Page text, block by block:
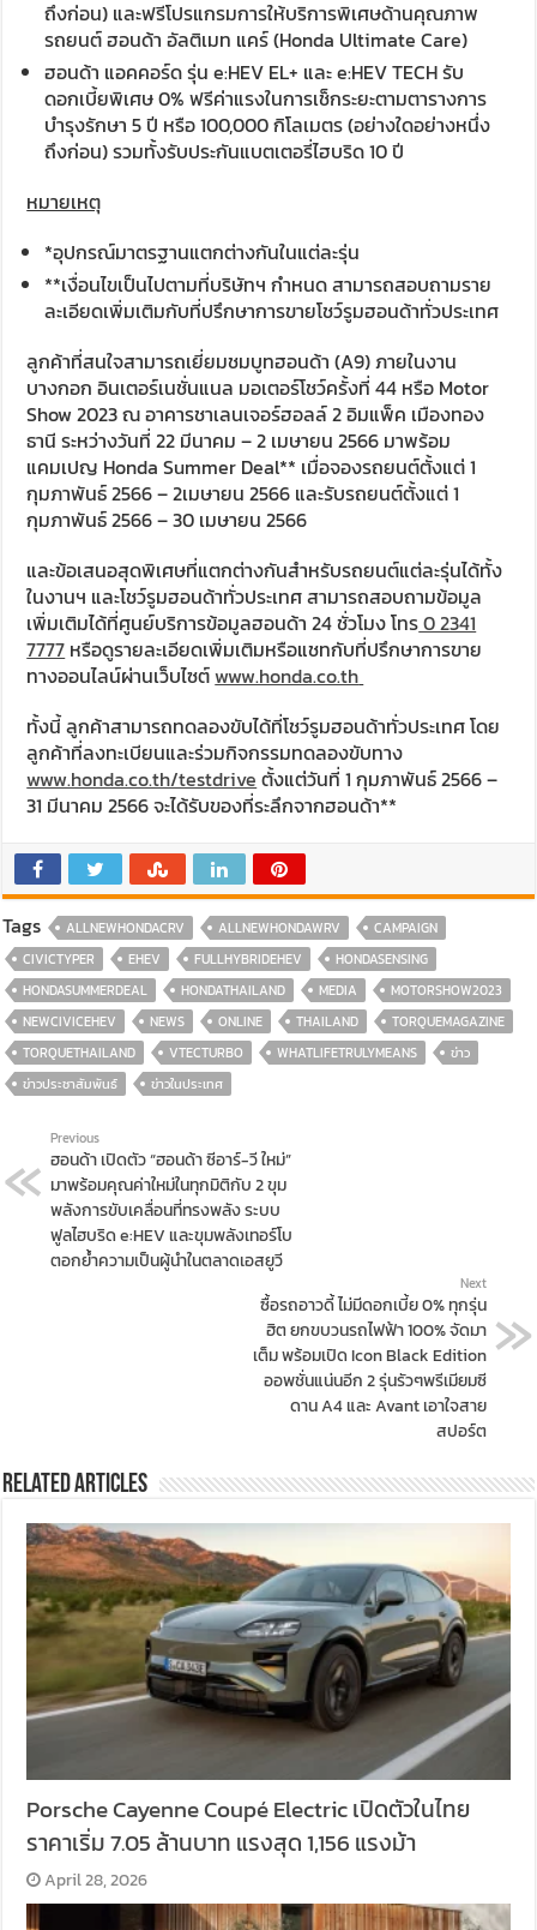
ถึงก่อน) และฟรีโปรแกรมการให้บริการพิเศษด้านคุณภาพ
รถยนต์ ฮอนด้า อัลติเมท แคร์ (Honda Ultimate Care)
ฮอนด้า แอคคอร์ด รุ่น e:HEV EL+ และ e:HEV TECH รับ
ดอกเบี้ยพิเศษ 0% ฟรีค่าแรงในการเช็กระยะตามตารางการ
บำรุงรักษา 5 ปี หรือ 100,000 กิโลเมตร (อย่างใดอย่างหนึ่ง
ถึงก่อน) รวมทั้งรับประกันแบตเตอรี่ไฮบริด 10 ปี
หมายเหตุ
*อุปกรณ์มาตรฐานแตกต่างกันในแต่ละรุ่น
**เงื่อนไขเป็นไปตามที่บริษัทฯ กำหนด สามารถสอบถามราย
ละเอียดเพิ่มเติมกับที่ปรึกษาการขายโชว์รูมฮอนด้าทั่วประเทศ
ลูกค้าที่สนใจสามารถเยี่ยมชมบูทฮอนด้า (A9) ภายในงาน
บางกอก อินเตอร์เนชั่นแนล มอเตอร์โชว์ครั้งที่ 44 หรือ Motor
Show 2023 ณ อาคารชาเลนเจอร์ฮอลล์ 2 อิมแพ็ค เมืองทอง
ธานี ระหว่างวันที่ 22 มีนาคม – 2 เมษายน 2566 มาพร้อม
แคมเปญ Honda Summer Deal** เมื่อจองรถยนต์ตั้งแต่ 1
กุมภาพันธ์ 2566 – 2เมษายน 2566 และรับรถยนต์ตั้งแต่ 1
กุมภาพันธ์ 2566 – 30 เมษายน 2566
และข้อเสนอสุดพิเศษที่แตกต่างกันสำหรับรถยนต์แต่ละรุ่นได้ทั้ง
ในงานฯ และโชว์รูมฮอนด้าทั่วประเทศ สามารถสอบถามข้อมูล
เพิ่มเติมได้ที่ศูนย์บริการข้อมูลฮอนด้า 24 ชั่วโมง โทร0 2341
7777 หรือดูรายละเอียดเพิ่มเติมหรือแชทกับที่ปรึกษาการขาย
ทางออนไลน์ผ่านเว็บไซต์www.honda.co.th
ทั้งนี้ ลูกค้าสามารถทดลองขับได้ที่โชว์รูมฮอนด้าทั่วประเทศ โดย
ลูกค้าที่ลงทะเบียนและร่วมกิจกรรมทดลองขับทาง
www.honda.co.th/testdrive ตั้งแต่วันที่ 1 กุมภาพันธ์ 2566 –
31 มีนาคม 2566 จะได้รับของที่ระลึกจากฮอนด้า**
Tags ALLNEWHONDACRV ALLNEWHONDAWRV
CAMPAIGN
CIVICTYPER
EHEV FULLHYBRIDEHEV
HONDASENSING
HONDASUMMERDEAL
HONDATHAILAND MEDIA
MOTORSHOW2023
NEWCIVICEHEV
NEWS ONLINE THAILAND
TORQUEMAGAZINE
TORQUETHAILAND
VTECTURBO WHATLIFETRULYMEANS
ข่าว
ข่าวประชาสัมพันธ์
ข่าวในประเทศ
Previous
ฮอนด้า เปิดตัว “ฮอนด้า ซีอาร์-วี ใหม่”
มาพร้อมคุณค่าใหม่ในทุกมิติกับ 2 ขุม
พลังการขับเคลื่อนที่ทรงพลัง ระบบ
ฟูลไฮบริด e:HEV และขุมพลังเทอร์โบ
ตอกย้ำความเป็นผู้นำในตลาดเอสยูวี
Next
ซื้อรถอาวดี้ ไม่มีดอกเบี้ย 0% ทุกรุ่น
ฮิต ยกขบวนรถไฟฟ้า 100% จัดมา
เต็ม พร้อมเปิด Icon Black Edition
ออพชั่นแน่นอีก 2 รุ่นรัวๆพรีเมียมซี
ดาน A4 และ Avant เอาใจสาย
สปอร์ต
Related Articles
Porsche Cayenne Coupé Electric เปิดตัวในไทย
ราคาเริ่ม 7.05 ล้านบาท แรงสุด 1,156 แรงม้า
April 28, 2026